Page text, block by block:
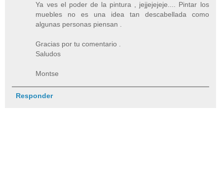
Ya ves el poder de la pintura , jejjejejeje.... Pintar los
muebles no es una idea tan descabellada como
algunas personas piensan .
Gracias por tu comentario .
Saludos
Montse
Responder